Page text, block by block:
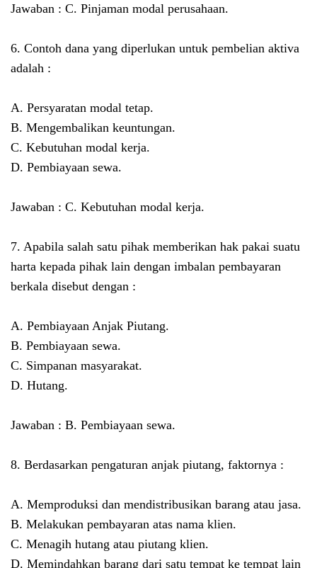
Jawaban : C. Pinjaman modal perusahaan.
6. Contoh dana yang diperlukan untuk pembelian aktiva
adalah :
A. Persyaratan modal tetap.
B. Mengembalikan keuntungan.
C. Kebutuhan modal kerja.
D. Pembiayaan sewa.
Jawaban : C. Kebutuhan modal kerja.
7. Apabila salah satu pihak memberikan hak pakai suatu
harta kepada pihak lain dengan imbalan pembayaran
berkala disebut dengan :
A. Pembiayaan Anjak Piutang.
B. Pembiayaan sewa.
C. Simpanan masyarakat.
D. Hutang.
Jawaban : B. Pembiayaan sewa.
8. Berdasarkan pengaturan anjak piutang, faktornya :
A. Memproduksi dan mendistribusikan barang atau jasa.
B. Melakukan pembayaran atas nama klien.
C. Menagih hutang atau piutang klien.
D. Memindahkan barang dari satu tempat ke tempat lain